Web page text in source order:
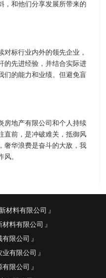
，和他们分享发展所带来的
标行业内外的领先企业，
的先进经验，并结合实际进
们的能力和业绩。但避免盲
房地产有限公司和个人持续
直前，是冲破难关，抵御风
奢华浪费是奋斗的大敌，我
。
材料有限公司
料有限公司
限公司
有限公司
限公司